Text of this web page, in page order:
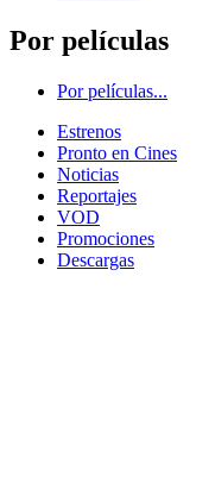
Por películas
Por películas...
Estrenos
Pronto en Cines
Noticias
Reportajes
VOD
Promociones
Descargas